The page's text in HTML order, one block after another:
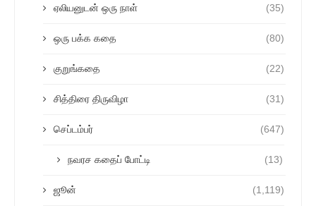
ஏலியனுடன் ஒரு நாள் (35)
ஒரு பக்க கதை (80)
குறுங்கதை (22)
சித்திரை திருவிழா (31)
செப்டம்பர் (647)
நவரச கதைப் போட்டி (13)
ஜூன் (1,119)